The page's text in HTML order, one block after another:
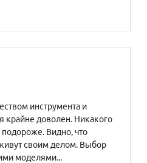
инструмента и
крайне доволен. Никакого
подороже. Видно, что
своим делом. Выбор
моделями...